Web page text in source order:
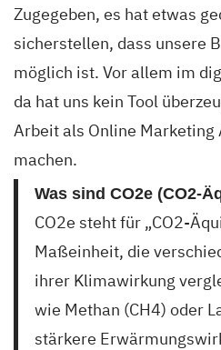
Zugegeben, es hat etwas
sicherstellen, dass unsere
möglich ist. Vor allem im
da hat uns kein Tool
Arbeit als Online Marketing
machen.
Was sind CO2e (CO2-
CO2e steht für „CO2-
Maßeinheit, die
ihrer Klimawirkung
wie Methan (CH4) oder
stärkere